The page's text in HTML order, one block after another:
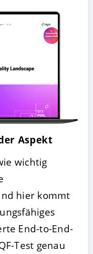
Aspekt
wichtig
hier kommt
End-to-End-
Test genau